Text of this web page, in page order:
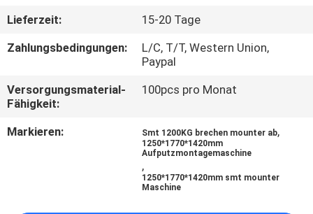
TRETEN
SIE
UNS
IN
VERBINDUNG
Lieferzeit:
15-20 Tage
Zahlungsbedingungen:
L/C, T/T, Western Union,
Paypal
Versorgungsmaterial-
Fähigkeit:
100pcs pro Monat
Markieren: Smt 1200KG brechen mounter ab,
1250*1770*1420mm
Aufputzmontagemaschine
,
1250*1770*1420mm smt mounter
Maschine